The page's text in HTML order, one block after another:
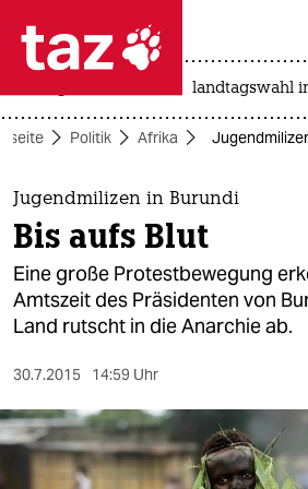
 taz zahl ich
taz zahl ich
themen
politik
öko
sport
landtagswahl
Politik Afrika
Jugendmilizen in Burundi
Bis aufs Blut
Eine große Protestbewegung
Amtszeit des Präsidenten von
Land rutscht in die Anarchie ab.
30.7.2015 14:59 Uhr